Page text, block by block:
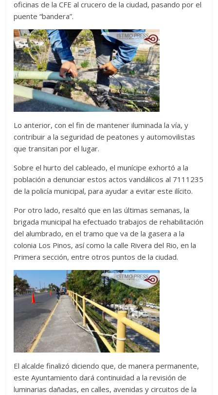
oficinas de la CFE al crucero de la ciudad, pasando por el
puente “bandera”.
Lo anterior, con el fin de mantener iluminada la vía, y
contribuir a la seguridad de peatones y automovilistas
que transitan por el lugar.
Sobre el hurto del cableado, el munícipe exhortó a la
población a denunciar estos actos vandálicos al 7111235
de la policía municipal, para ayudar a evitar este ilícito.
Por otro lado, resaltó que en las últimas semanas, la
brigada municipal ha efectuado trabajos de rehabilitación
del alumbrado, en el tramo que va de la gasera a la
colonia Los Pinos, así como la calle Rivera del Rio, en la
Primera sección, entre otros puntos de la ciudad.
El alcalde finalizó diciendo que, de manera permanente,
este Ayuntamiento dará continuidad a la revisión de
luminarias dañadas, en calles, avenidas y circuitos de la